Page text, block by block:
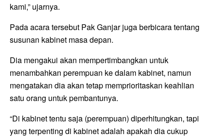
kami,” ujarnya.
Pada acara tersebut Pak Ganjar juga berbicara tentang
susunan kabinet masa depan.
Dia mengakui akan mempertimbangkan untuk
menambahkan perempuan ke dalam kabinet, namun
mengatakan dia akan tetap memprioritaskan keahlian
satu orang untuk pembantunya.
“Di kabinet tentu saja (perempuan) diperhitungkan, tapi
yang terpenting di kabinet adalah apakah dia cukup